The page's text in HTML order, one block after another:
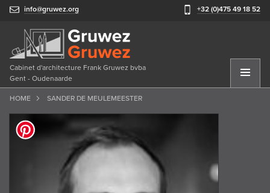
info@gruwez.org +32 (0)475 49 18 52
Cabinet d'architecture Frank Gruwez bvba
Gent - Oudenaarde
HOME SANDER DE MEULEMEESTER